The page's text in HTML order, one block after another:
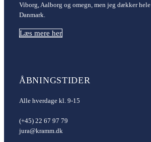
Viborg, Aalborg og omegn, men jeg dækker hele
Danmark.
Læs mere her
ÅBNINGSTIDER
Alle hverdage kl. 9-15
(+45) 22 67 97 79
jura@kramm.dk